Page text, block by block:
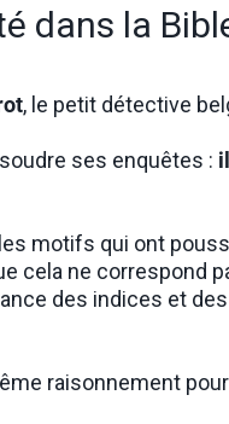
dans la
, le petit détective
ses enquêtes :
motifs qui ont
cela ne correspond
des indices et
raisonnement pour